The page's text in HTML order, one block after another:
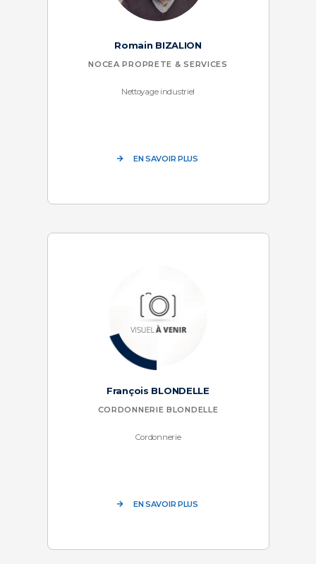
Romain BIZALION
NOCEA PROPRETE & SERVICES
Nettoyage industriel
EN SAVOIR PLUS
François BLONDELLE
CORDONNERIE BLONDELLE
Cordonnerie
EN SAVOIR PLUS